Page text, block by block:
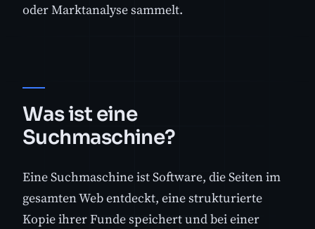
oder Marktanalyse sammelt.
Was ist eine
Suchmaschine?
Eine Suchmaschine ist Software, die Seiten im
gesamten Web entdeckt, eine strukturierte
Kopie ihrer Funde speichert und bei einer